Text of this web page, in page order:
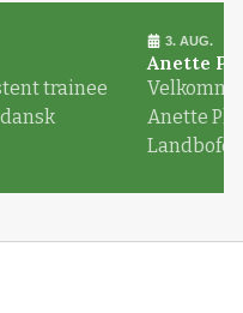
trainee
3. AUG.
Anette
Anette